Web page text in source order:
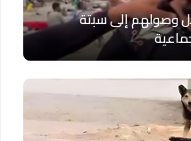
وصولهم إلى سبتة